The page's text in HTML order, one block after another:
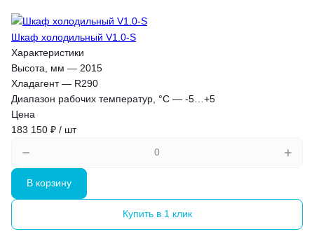
Шкаф холодильный V1.0-S
Характеристики
Высота, мм — 2015
Хладагент— R290
Диапазон рабочих температур, °C — -5…+5
Цена
183 150 ₽ / шт
В корзину
Купить в 1 клик